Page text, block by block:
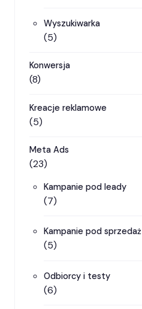
Wyszukiwarka
(5)
Konwersja
(8)
Kreacje reklamowe
(5)
Meta Ads
(23)
Kampanie pod leady
(7)
Kampanie pod sprzedaż
(5)
Odbiorcy i testy
(6)